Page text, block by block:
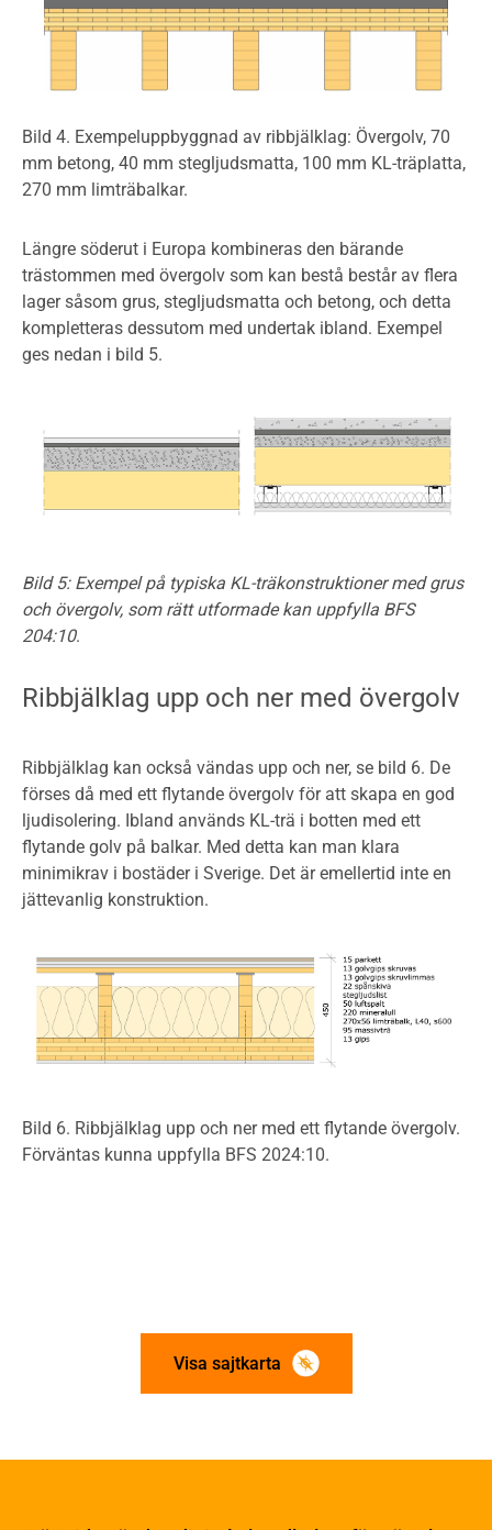
Bild 4. Exempeluppbyggnad av ribbjälklag: Övergolv, 70
mm betong, 40 mm stegljudsmatta, 100 mm KL-träplatta,
270 mm limträbalkar.
Längre söderut i Europa kombineras den bärande
trästommen med övergolv som kan bestå består av flera
lager såsom grus, stegljudsmatta och betong, och detta
kompletteras dessutom med undertak ibland. Exempel
ges nedan i bild 5.
Bild 5:Exempel på typiska KL-träkonstruktioner med grus
och övergolv, som rätt utformade kan uppfylla BFS
204:10.
Ribbjälklag upp och ner med övergolv
Ribbjälklag kan också vändas upp och ner, se bild 6. De
förses då med ett flytande övergolv för att skapa en god
ljudisolering. Ibland används KL-trä i botten med ett
flytande golv på balkar. Med detta kan man klara
minimikrav i bostäder i Sverige. Det är emellertid inte en
jättevanlig konstruktion.
Bild 6. Ribbjälklag upp och ner med ett flytande övergolv.
Förväntas kunna uppfylla BFS 2024:10.
Visa sajtkarta